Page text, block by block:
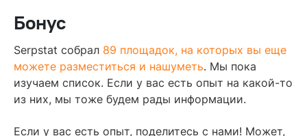
Бонус
Serpstat собрал 89 площадок, на которых вы еще
можете разместиться и нашуметь. Мы пока
изучаем список. Если у вас есть опыт на какой-то
из них, мы тоже будем рады информации.
Если у вас есть опыт, поделитесь с нами! Может,